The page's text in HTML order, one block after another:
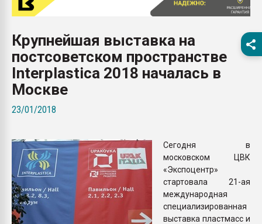
28.07.2026
первый план в
28.07.2026
ситуацией на
Всё, что касается
Крупнейшая выставка на
постсоветском пространстве
Interplastica 2018 началась в
Москве
23/01/2018
Сегодня в
московском ЦВК
«Экспоцентр»
стартовала 21-ая
международная
специализированная
выставка пластмасс и